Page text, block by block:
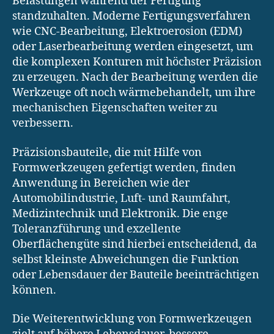
standzuhalten. Moderne Fertigungsverfahren
wie CNC-Bearbeitung, Elektroerosion (EDM)
oder Laserbearbeitung werden eingesetzt, um
die komplexen Konturen mit höchster Präzision
zu erzeugen. Nach der Bearbeitung werden die
Werkzeuge oft noch wärmebehandelt, um ihre
mechanischen Eigenschaften weiter zu
verbessern.
Präzisionsbauteile, die mit Hilfe von
Formwerkzeugen gefertigt werden, finden
Anwendung in Bereichen wie der
Automobilindustrie, Luft- und Raumfahrt,
Medizintechnik und Elektronik. Die enge
Toleranzführung und exzellente
Oberflächengüte sind hierbei entscheidend, da
selbst kleinste Abweichungen die Funktion
oder Lebensdauer der Bauteile beeinträchtigen
können.
Die Weiterentwicklung von Formwerkzeugen